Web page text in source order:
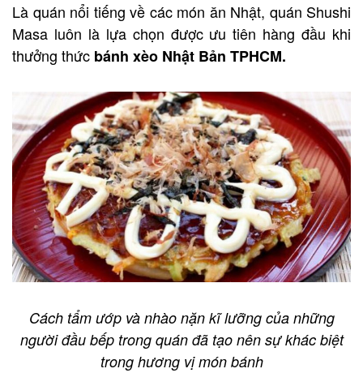
Là quán nổi tiếng về các món ăn Nhật, quán Shushi
Masa luôn là lựa chọn được ưu tiên hàng đầu khi
thưởng thức bánh xèo Nhật Bản TPHCM.
Cách tẩm ướp và nhào nặn kĩ lưỡng của những
người đầu bếp trong quán đã tạo nên sự khác biệt
trong hương vị món bánh